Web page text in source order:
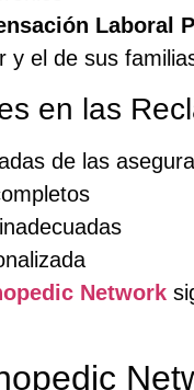
Laboral
y el de sus
en las
de las
Network